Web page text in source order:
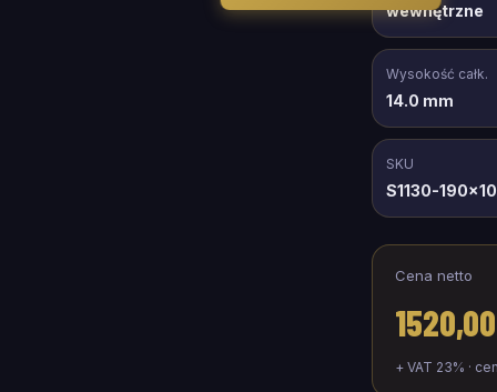
wewnętrzne
Wysokość całk.
14.0 mm
SKU
S1130-
Cena netto
+ VAT 23% ·